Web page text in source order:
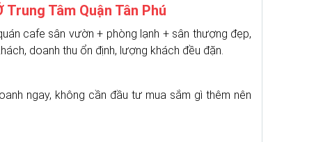
Tâm Quận Tân Phú
cafe sân vườn + phòng lạnh + sân thượng đẹp,
doanh thu ổn định, lượng khách đều đặn.
ngay, không cần đầu tư mua sắm gì thêm nên